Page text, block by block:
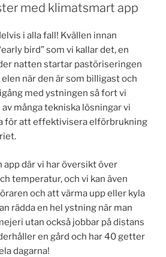
med klimatsmart app
i alla fall! Kvällen innan
bird” som vi kallar det, en
natten startar pastöriseringen
när den är som billigast och
med ystningen så fort vi
av många tekniska lösningar vi
för att effektivisera elförbrukning
app där vi har översikt över
temperatur, och vi kan även
och att värma upp eller kyla
rädda en hel ystning när man
utan också jobbar på distans
en gård och har 40 getter
dagarna!